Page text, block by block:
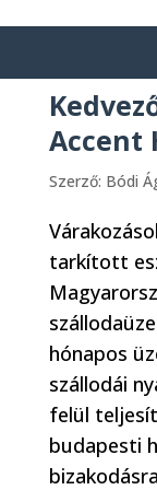
Accent
Szerző: Bódi
tarkított
hónapos
szállodái
felül
budapesti